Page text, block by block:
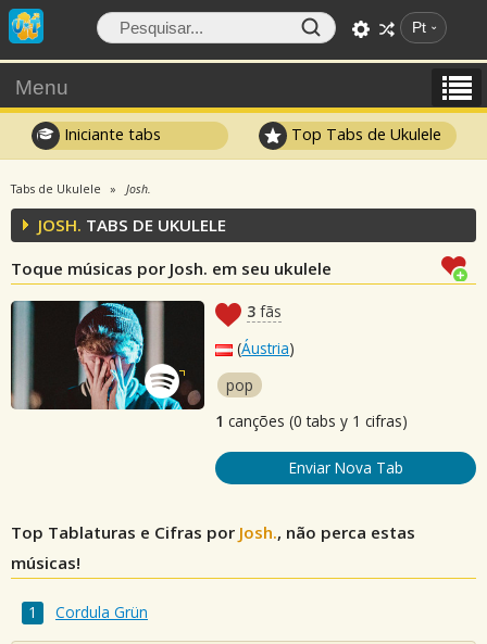
Pt
Menu
Iniciante tabs Top Tabs de Ukulele
Tabs de Ukulele Josh.
JOSH. TABS DE UKULELE
Toque músicas por Josh. em seu ukulele
3 fãs
(Áustria)
pop
1 canções (0 tabs y 1 cifras)
Enviar Nova Tab
Top Tablaturas e Cifras por Josh., não perca estas
músicas!
Cordula Grün